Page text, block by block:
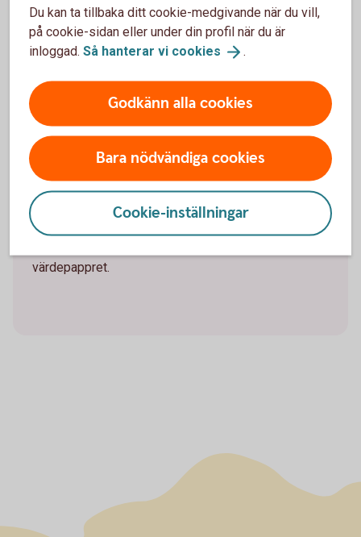
rådgivning.
Kostnader för fonder och andra
värdepapper
Den vanligaste kostnaden är förvaltningsavgift för
fonder och andra värdepapper. Löpande avgifter och
värdepappret.
Du kan ta tillbaka ditt cookie-medgivande när du vill,
på cookie-sidan eller under din profil när du är
inloggad. Så hanterar vi cookies .
Godkänn alla cookies
Bara nödvändiga cookies
Cookie-inställningar